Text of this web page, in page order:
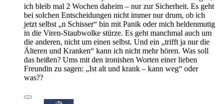
ich bleib mal 2 Wochen daheim – nur zur Sicherheit. Es geht
bei solchen Entscheidungen nicht immer nur drum, ob ich
jetzt selbst „n Schisser“ bin mit Panik oder mich heldenmutig
in die Viren-Staubwolke stürze. Es geht manchmal auch um
die anderen, nicht um einen selbst. Und ein „trifft ja nur die
Älteren und Kranken“ kann ich nicht mehr hören. Was soll
das heißen? Ums mit den ironishen Worten einer lieben
Freundin zu sagen: „Ist alt und krank – kann weg“ oder
was??